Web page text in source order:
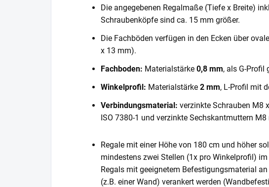
Die angegebenen Regalmaße (Tiefe x Breite)
Schraubenköpfe sind ca. 15 mm größer.
Die Fachböden verfügen in den Ecken über
x 13 mm).
Fachboden: Materialstärke 0,8 mm, als G-Profil
Winkelprofil: Materialstärke 2 mm, L-Profil mit
Verbindungsmaterial: verzinkte Schrauben M8
ISO 7380-1 und verzinkte Sechskantmuttern
Regale mit einer Höhe von 180 cm und höher
mindestens zwei Stellen (1x pro Winkelprofil) im
Regals mit geeignetem Befestigungsmaterial
(z.B. einer Wand) verankert werden